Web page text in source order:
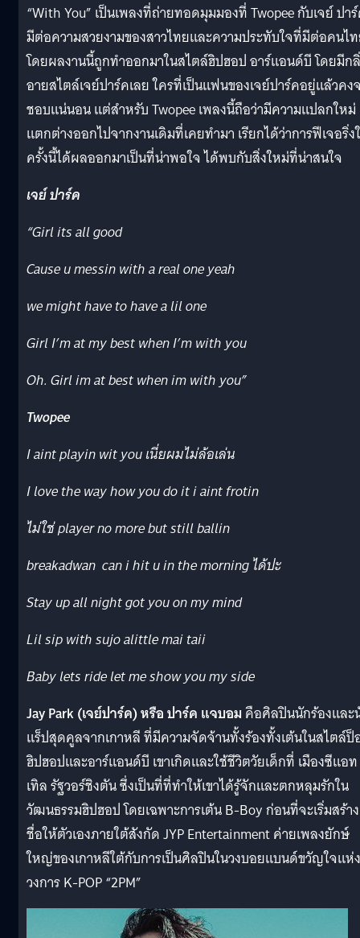
“With You” เป็นเพลงที่ถ่ายทอดมุมมองที่ Twopee กับเจย์ ปา
มีต่อความสวยงามของสาวไทยและความประทับใจที่มีต่อคนไ
โดยผลงานนี้ถูกทำออกมาในสไตล์ฮิปฮอป อาร์แอนด์บี โดยมีก
อายสไตล์เจย์ปาร์คเลย ใครที่เป็นแฟนของเจย์ปาร์คอยู่แล้วคง
ชอบแน่นอน แต่สำหรับ Twopee เพลงนี้ถือว่ามีความแปลกใหม่
แตกต่างออกไปจากงานเดิมที่เคยทำมา เรียกได้ว่าการฟีเจอริ่ง
ครั้งนี้ได้ผลออกมาเป็นที่น่าพอใจ ได้พบกับสิ่งใหม่ที่น่าสนใจ
เจย์ ปาร์ค
“Girl its all good
Cause u messin with a real one yeah
we might have to have a lil one
Girl I’m at my best when I’m with you
Oh. Girl im at best when im with you”
Twopee
I aint playin wit youเนี่ยผมไม่ล้อเล่น
I love the way how you do it i aint frotin
ไม่ใช่player no more but still ballin
breakadwan can i hit u in the morningได้ปะ
Stay up all night got you on my mind
Lil sip with sujo alittle mai taii
Baby lets ride let me show you my side
Jay Park(เจย์ปาร์ค)หรือปาร์ค แจบอมคือศิลปินนักร้องและ
แร็ปสุดคูลจากเกาหลี ที่มีความจัดจ้านทั้งร้องทั้งเต้นในสไตล์ป็
ฮิปฮอปและอาร์แอนด์บี เขาเกิดและใช้ชีวิตวัยเด็กที่ เมืองซีแอท
เทิลรัฐวอร์ชิงตันซึ่งเป็นที่ที่ทำให้เขาได้รู้จักและตกหลุมรักใน
วัฒนธรรมฮิปฮอปโดยเฉพาะการเต้นB-Boyก่อนที่จะเริ่มสร้าง
ชื่อให้ตัวเองภายใต้สังกัดJYP Entertainmentค่ายเพลงยักษ์
ใหญ่ของเกาหลีใต้กับการเป็นศิลปินในวงบอยแบนด์ขวัญใจแห่ง
วงการ K-POP“2PM”